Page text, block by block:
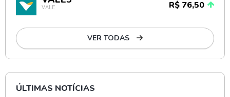
VALE R$ 76,50
VER TODAS
ÚLTIMAS NOTÍCIAS